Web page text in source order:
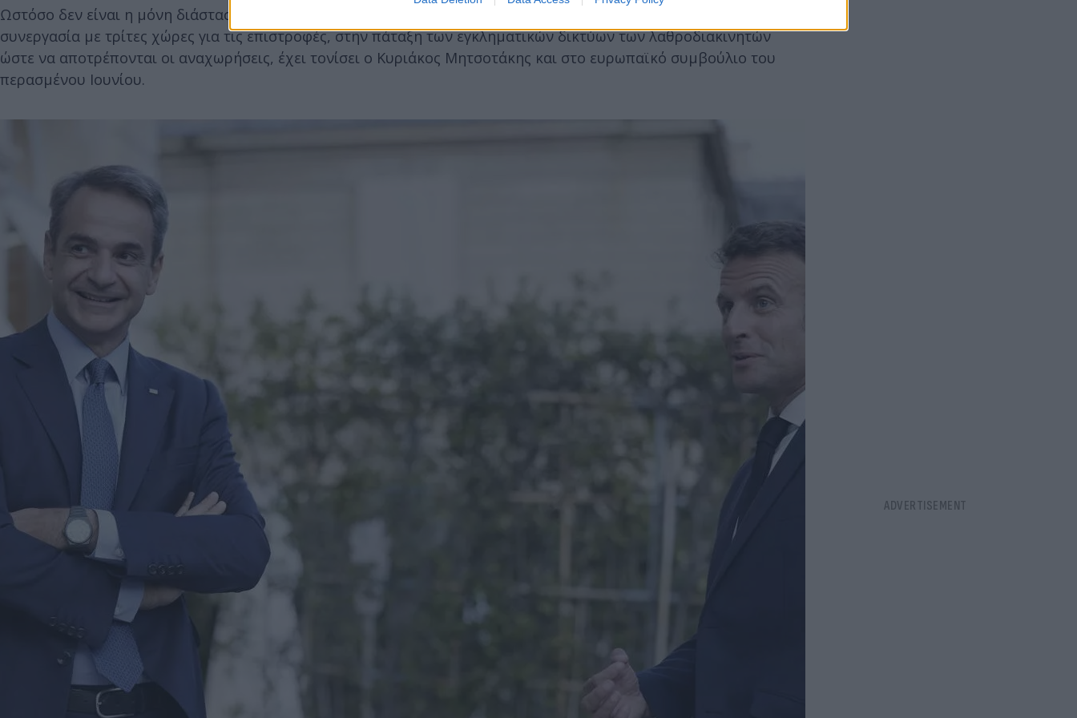
Ωστόσο δεν είναι η μόνη διάσταση. Έμφαση πρέπει να δοθεί στην εξωτερική διάσταση της μετανάστευσης, στη
συνεργασία με τρίτες χώρες για τις επιστροφές, στην πάταξη των εγκληματικών δικτύων των λαθροδιακινητών
ώστε να αποτρέπονται οι αναχωρήσεις, έχει τονίσει ο Κυριάκος Μητσοτάκης και στο ευρωπαϊκό συμβούλιο του
περασμένου Ιουνίου.